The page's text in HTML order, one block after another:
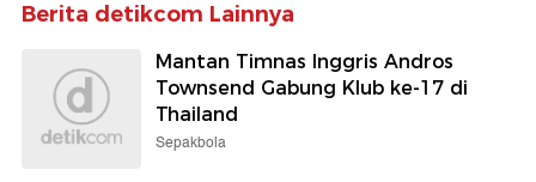
Berita detikcom Lainnya
Mantan Timnas Inggris Andros
Townsend Gabung Klub ke-17 di
Thailand
Sepakbola